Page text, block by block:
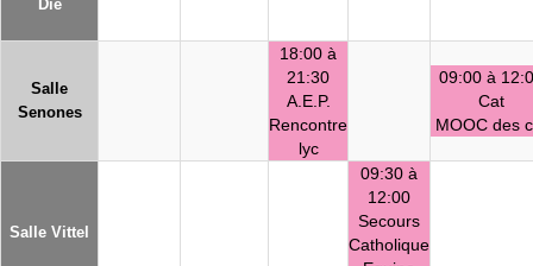
Dié
Salle
Senones
18:00 à
21:30
A.E.P.
Rencontre
lyc
09:00 à
Cat
MOOC des
Salle Vittel
09:30 à
12:00
Secours
Catholique